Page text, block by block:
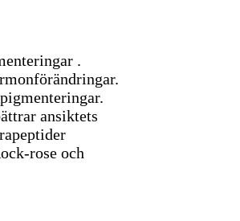
.
ansiktets
rose och